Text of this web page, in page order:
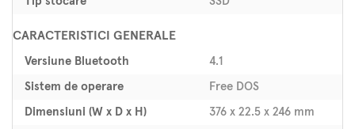
CARACTERISTICI GENERALE
Versiune Bluetooth 4.1
Sistem de operare Free DOS
Dimensiuni (W x D x H) 376 x 22.5 x 246 mm